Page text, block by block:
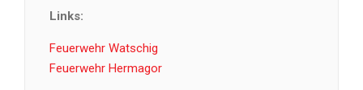
Links:
Feuerwehr Watschig
Feuerwehr Hermagor